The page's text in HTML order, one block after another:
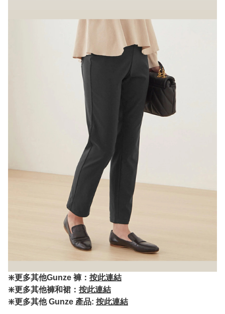
❇️更多其他Gunze 褲： 按此連結
❇️更多其他褲和裙： 按此連結
❇️更多其他 Gunze 產品: 按此連結